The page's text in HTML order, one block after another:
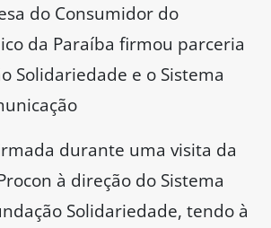
do Consumidor do
da Paraíba firmou parceria
Solidariedade e o Sistema
durante uma visita da
à direção do Sistema
Solidariedade, tendo à